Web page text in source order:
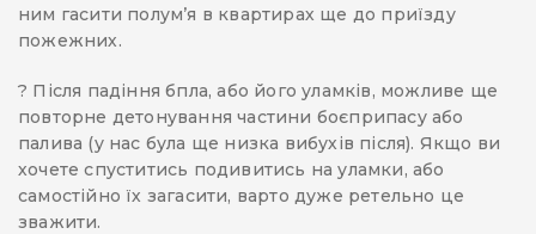
ним гасити полумʼя в квартирах ще до приїзду
пожежних.
? Після падіння бпла, або його уламків, можливе ще
повторне детонування частини боєприпасу або
палива (у нас була ще низка вибухів після). Якщо ви
хочете спуститись подивитись на уламки, або
самостійно їх загасити, варто дуже ретельно це
зважити.